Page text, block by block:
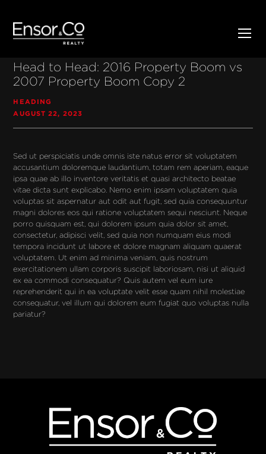
Head to Head: 2016 Property Boom vs
2007 Property Boom Copy 2
HEADING
AUGUST 22, 2023
Sed ut perspiciatis unde omnis iste natus error sit voluptatem
accusantium doloremque laudantium, totam rem aperiam, eaque
ipsa quae ab illo inventore veritatis et quasi architecto beatae
vitae dicta sunt explicabo. Nemo enim ipsam voluptatem quia
voluptas sit aspernatur aut odit aut fugit, sed quia consequuntur
magni dolores eos qui ratione voluptatem sequi nesciunt. Neque
porro quisquam est, qui dolorem ipsum quia dolor sit amet,
consectetur, adipisci velit, sed quia non numquam eius modi
tempora incidunt ut labore et dolore magnam aliquam quaerat
voluptatem. Ut enim ad minima veniam, quis nostrum
exercitationem ullam corporis suscipit laboriosam, nisi ut aliquid
ex ea commodi consequatur? Quis autem vel eum iure
reprehenderit qui in ea voluptate velit esse quam nihil molestiae
consequatur, vel illum qui dolorem eum fugiat quo voluptas nulla
pariatur?